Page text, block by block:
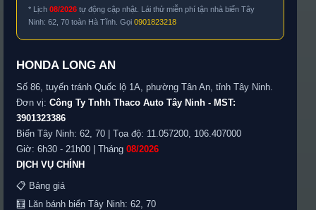
* Lịch 08/2026 tự động cập nhật. Lái thử miễn phí tận nhà biển Tây
Ninh: 62, 70 toàn Hà Tĩnh. Gọi 0901823218
HONDA LONG AN
Số 86, tuyến tránh Quốc lộ 1A, phường Tân An, tỉnh Tây Ninh.
Đơn vị: Công Ty Tnhh Thaco Auto Tây Ninh - MST:
3901323386
Biển Tây Ninh: 62, 70 | Tọa độ: 11.057200, 106.407000
Giờ: 6h30 - 21h00 | Tháng 08/2026
DỊCH VỤ CHÍNH
📋 Bảng giá
🧮 Lăn bánh biển Tây Ninh: 62, 70